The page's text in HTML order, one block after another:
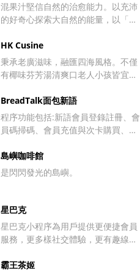
混果汁堅信自然的治愈能力。以充沛
的好奇心探索大自然的能量，以「果
限連接。
HK Cusine
秉承老廣滋味，融匯四海風格。不僅
有椰味芬芳湯清爽口老人小孩皆宜的
極海鮮鍋。
BreadTalk面包新語
程序功能包括:新語會員登錄註冊、會
員碼掃碼、會員充值與次卡購買、查
島嶼咖啡館
是閃閃發光的島嶼。
星巴克
星巴克小程序為用戶提供更便捷會員
服務，更多樣社交體驗，更有趣線上
通過星巴克小程序於線下下單，也可
霸王茶姬